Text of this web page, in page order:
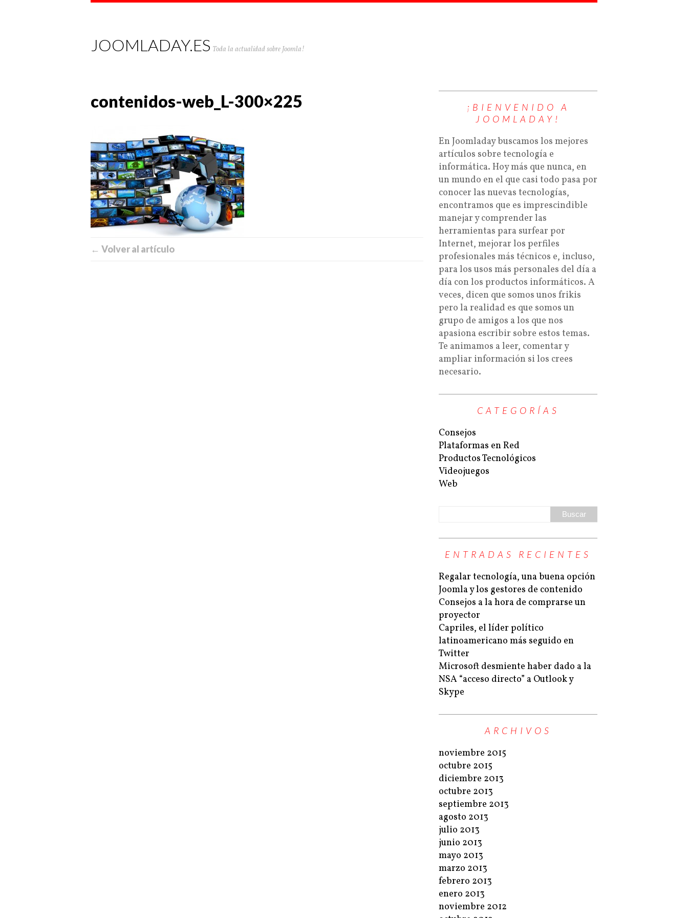
JOOMLADAY.ES Toda la actualidad sobre Joomla!
contenidos-web_L-300×225
← Volver al artículo
¡BIENVENIDO A
JOOMLADAY!
En Joomladay buscamos los mejores
artículos sobre tecnología e
informática. Hoy más que nunca, en
un mundo en el que casi todo pasa por
conocer las nuevas tecnologías,
encontramos que es imprescindible
manejar y comprender las
herramientas para surfear por
Internet, mejorar los perfiles
profesionales más técnicos e, incluso,
para los usos más personales del día a
día con los productos informáticos. A
veces, dicen que somos unos frikis
pero la realidad es que somos un
grupo de amigos a los que nos
apasiona escribir sobre estos temas.
Te animamos a leer, comentar y
ampliar información si los crees
necesario.
CATEGORÍAS
Consejos
Plataformas en Red
Productos Tecnológicos
Videojuegos
Web
ENTRADAS RECIENTES
Regalar tecnología, una buena opción
Joomla y los gestores de contenido
Consejos a la hora de comprarse un
proyector
Capriles, el líder político
latinoamericano más seguido en
Twitter
Microsoft desmiente haber dado a la
NSA “acceso directo” a Outlook y
Skype
ARCHIVOS
noviembre 2015
octubre 2015
diciembre 2013
octubre 2013
septiembre 2013
agosto 2013
julio 2013
junio 2013
mayo 2013
marzo 2013
febrero 2013
enero 2013
noviembre 2012